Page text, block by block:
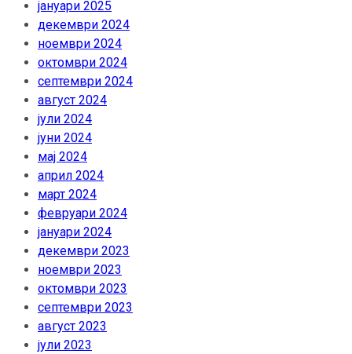
јануари 2025
декември 2024
ноември 2024
октомври 2024
септември 2024
август 2024
јули 2024
јуни 2024
мај 2024
април 2024
март 2024
февруари 2024
јануари 2024
декември 2023
ноември 2023
октомври 2023
септември 2023
август 2023
јули 2023